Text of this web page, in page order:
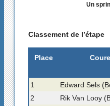
Un
Classement de l’étape
Place
1 Edward Sels
2
Rik Van Looy